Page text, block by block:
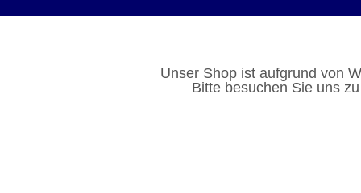
Unser Shop ist aufgrund von
Bitte besuchen Sie uns